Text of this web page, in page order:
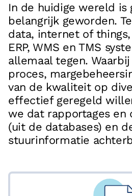
Vacatures
Referenties
Partners
Contact
Neem contact op met ons
+31 (0)85 070 5395
info@boostlogix.com
facebook
In de huidige wereld is
belangrijk geworden.
data, internet of
ERP, WMS en TMS
allemaal tegen.
proces,
van de kwaliteit op
effectief geregeld
we dat rapportages en
(uit de databases) en
stuurinformatie